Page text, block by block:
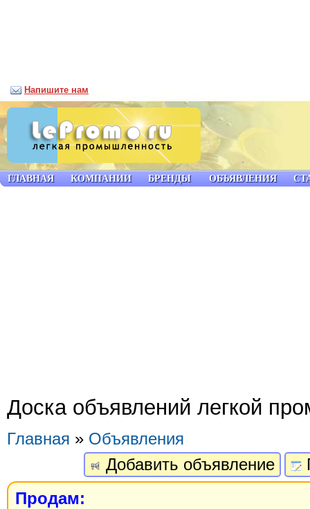
Доска объявлений легкой
Главная » Объявления
Добавить объявление
Продам:
ГЛАВНАЯ КОМПАНИИ БРЕНДЫ ОБЪЯВЛЕНИЯ
Напишите нам